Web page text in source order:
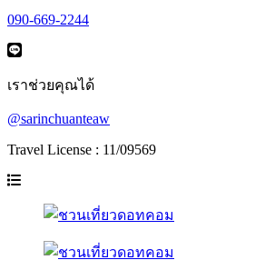
090-669-2244
เราช่วยคุณได้
@sarinchuanteaw
Travel License : 11/09569